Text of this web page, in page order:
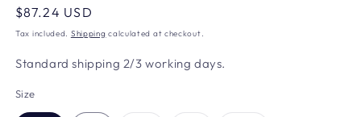
Regular
price
$87.24 USD
Tax included. Shipping calculated at checkout.
Standard shipping 2/3 working days.
Size